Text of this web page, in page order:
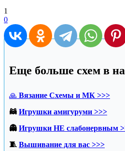
1
0
Еще больше схем в
🙏 Вязание Схемы и МК >>>
🦝 Игрушки амигуруми >>>
👻 Игрушки НЕ слабонервным
🧵 Вышивание для вас >>>